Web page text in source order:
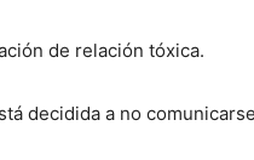
de relación tóxica.
decidida a no